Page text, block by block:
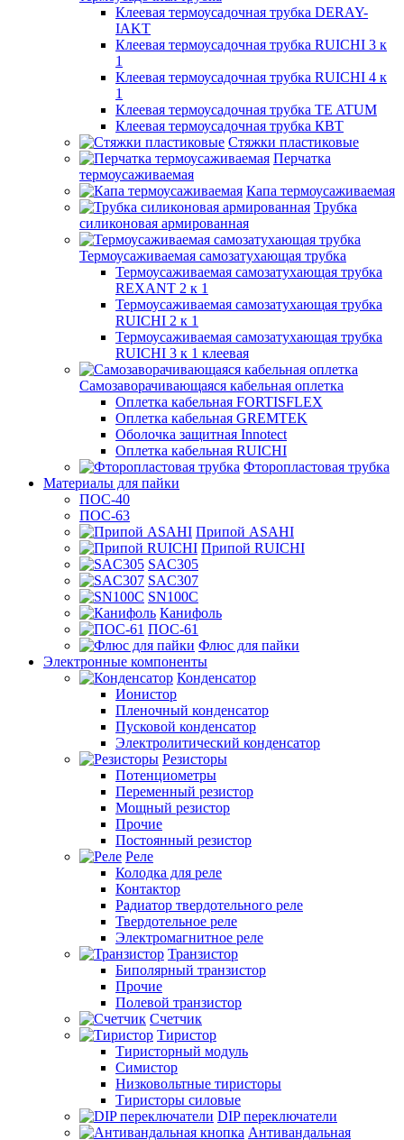
Клеевая термоусадочная трубка DERAY-
IAKT
Клеевая термоусадочная трубка RUICHI 3 к
1
Клеевая термоусадочная трубка RUICHI 4 к
1
Клеевая термоусадочная трубка TE ATUM
Клеевая термоусадочная трубка КВТ
Стяжки пластиковые
Перчатка
термоусаживаемая
Капа термоусаживаемая
Трубка
силиконовая армированная
Термоусаживаемая самозатухающая трубка
Термоусаживаемая самозатухающая трубка
REXANT 2 к 1
Термоусаживаемая самозатухающая трубка
RUICHI 2 к 1
Термоусаживаемая самозатухающая трубка
RUICHI 3 к 1 клеевая
Самозаворачивающаяся кабельная оплетка
Оплетка кабельная FORTISFLEX
Оплетка кабельная GREMTEK
Оболочка защитная Innotect
Оплетка кабельная RUICHI
Фторопластовая трубка
Материалы для пайки
ПОС-40
ПОС-63
Припой ASAHI
Припой RUICHI
SAC305
SAC307
SN100C
Канифоль
ПОС-61
Флюс для пайки
Электронные компоненты
Конденсатор
Ионистор
Пленочный конденсатор
Пусковой конденсатор
Электролитический конденсатор
Резисторы
Потенциометры
Переменный резистор
Мощный резистор
Прочие
Постоянный резистор
Реле
Колодка для реле
Контактор
Радиатор твердотельного реле
Твердотельное реле
Электромагнитное реле
Транзистор
Биполярный транзистор
Прочие
Полевой транзистор
Счетчик
Тиристор
Тиристорный модуль
Симистор
Низковольтные тиристоры
Тиристоры силовые
DIP переключатели
Антивандальная